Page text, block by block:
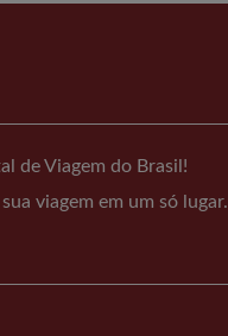
de Viagem do Brasil!
viagem em um só lugar.